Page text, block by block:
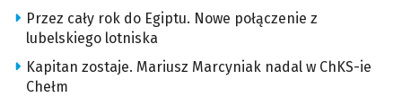
Przez cały rok do Egiptu. Nowe połączenie z
lubelskiego lotniska
Kapitan zostaje. Mariusz Marcyniak nadal w ChKS-ie
Chełm